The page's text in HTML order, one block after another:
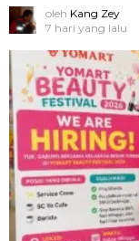
oleh Kang Zey
7 hari yang lalu